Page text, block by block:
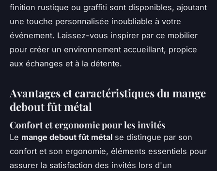
finition rustique ou graffiti sont disponibles, ajoutant
une touche personnalisée inoubliable à votre
événement. Laissez-vous inspirer par ce mobilier
pour créer un environnement accueillant, propice
aux échanges et à la détente.
Avantages et caractéristiques du mange
debout fût métal
Confort et ergonomie pour les invités
Le mange debout fût métal se distingue par son
confort et son ergonomie, éléments essentiels pour
assurer la satisfaction des invités lors d'un